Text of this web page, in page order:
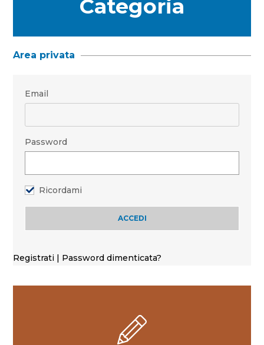
Categoria
Area privata
Email
Password
Ricordami
Registrati | Password dimenticata?